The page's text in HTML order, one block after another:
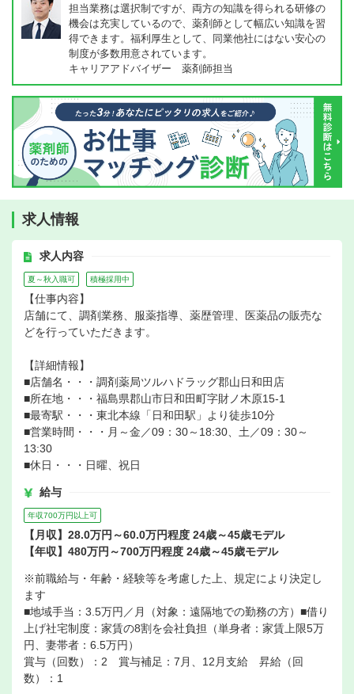
担当業務は選択制ですが、両方の知識を得られる研修の
機会は充実しているので、薬剤師として幅広い知識を習
得できます。福利厚生として、同業他社にはない安心の
制度が多数用意されています。
キャリアアドバイザー 薬剤師担当
求人情報
求人内容
夏～秋入職可 積極採用中
【仕事内容】
店舗にて、調剤業務、服薬指導、薬歴管理、医薬品の販売な
どを行っていただきます。
【詳細情報】
■店舗名・・・調剤薬局ツルハドラッグ郡山日和田店
■所在地・・・福島県郡山市日和田町字財ノ木原15-1
■最寄駅・・・東北本線「日和田駅」より徒歩10分
■営業時間・・・月～金／09：30～18:30、土／09：30～
13:30
■休日・・・日曜、祝日
給与
年収700万円以上可
【月収】28.0万円～60.0万円程度 24歳～45歳モデル
【年収】480万円～700万円程度 24歳～45歳モデル
※前職給与・年齢・経験等を考慮した上、規定により決定し
ます
■地域手当：3.5万円／月（対象：遠隔地での勤務の方）■借り
上げ社宅制度：家賃の8割を会社負担（単身者：家賃上限5万
円、妻帯者：6.5万円）
賞与（回数）：2 賞与補足：7月、12月支給 昇給（回
数）：1